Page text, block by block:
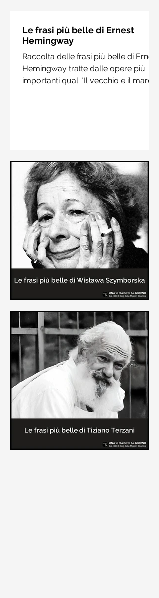
Hesse
Raccolta delle frasi più belle di
Hermann Hesse estrapolate dai suoi
libri più importanti come "Siddharta",
"Sull'amore" e "Demian"
Le frasi più belle di Ernest
Hemingway
Raccolta delle frasi più belle di Ernest
Hemingway tratte dalle opere più
importanti quali "Il vecchio e il mare",
Le frasi più belle delle poesie di
Wisława Szymborska
In questa pagina sono raccolte le
migliori frasi brevi tratte dalle poesie
di Wisława Szymborska sull'amore e
sulla vita